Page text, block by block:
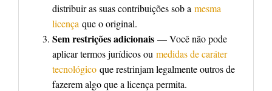
distribuir as suas contribuições sob a mesma
licença que o original.
Sem restrições adicionais — Você não pode
aplicar termos jurídicos ou medidas de caráter
tecnológico que restrinjam legalmente outros de
fazerem algo que a licença permita.